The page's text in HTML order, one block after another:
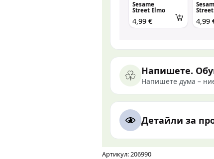
Sesame
Street Elmo
4,99 € 4,99
Напишете.
Напишете дума –
Детайли за
Артикул: 206990